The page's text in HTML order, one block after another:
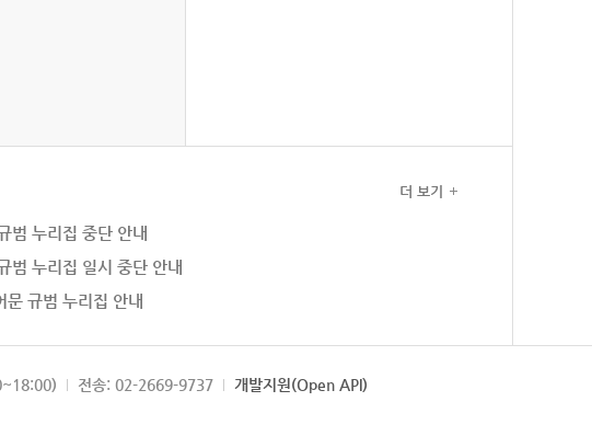
범 누리집 중단 안내
범 누리집 일시 중단 안내
문 규범 누리집 안내
더 보기
전송: 02-2669-9737 개발지원(Open API)